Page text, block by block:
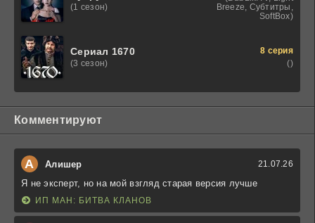
(1 сезон)
Breeze, Субтитры,
SoftBox)
Сериал 1670
(3 сезон)
8 серия
()
Комментируют
А Алишер 21.07.26
Я не эксперт, но на мой взгляд старая версия лучше
ИП МАН: БИТВА КЛАНОВ